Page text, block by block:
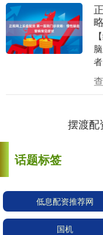
摆渡配
话题标签
低息配资推荐网
国机